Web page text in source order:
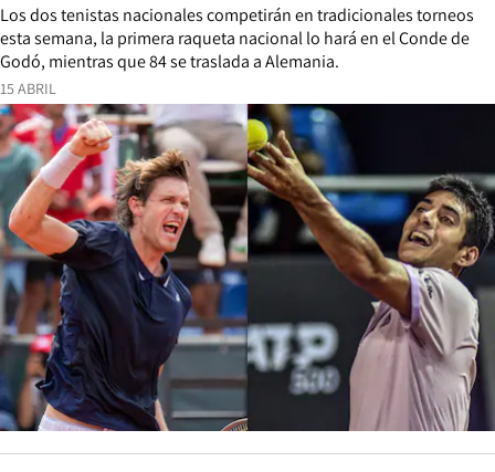
15 ABRIL
Los dos tenistas nacionales competirán en tradicionales torneos
esta semana, la primera raqueta nacional lo hará en el Conde de
Godó, mientras que 84 se traslada a Alemania.